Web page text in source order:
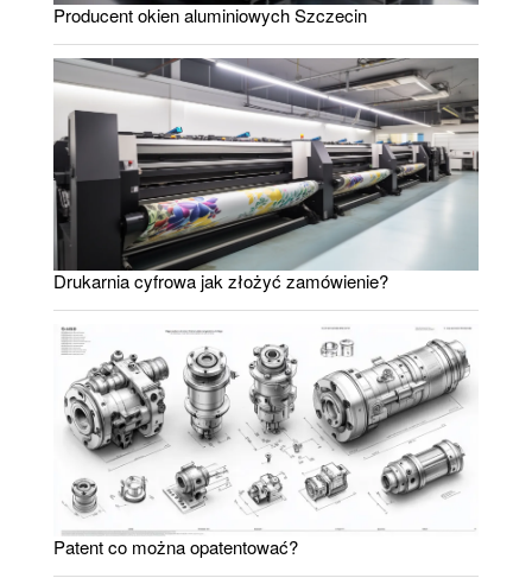
Producent okien aluminiowych Szczecin
Drukarnia cyfrowa jak złożyć zamówienie?
Patent co można opatentować?